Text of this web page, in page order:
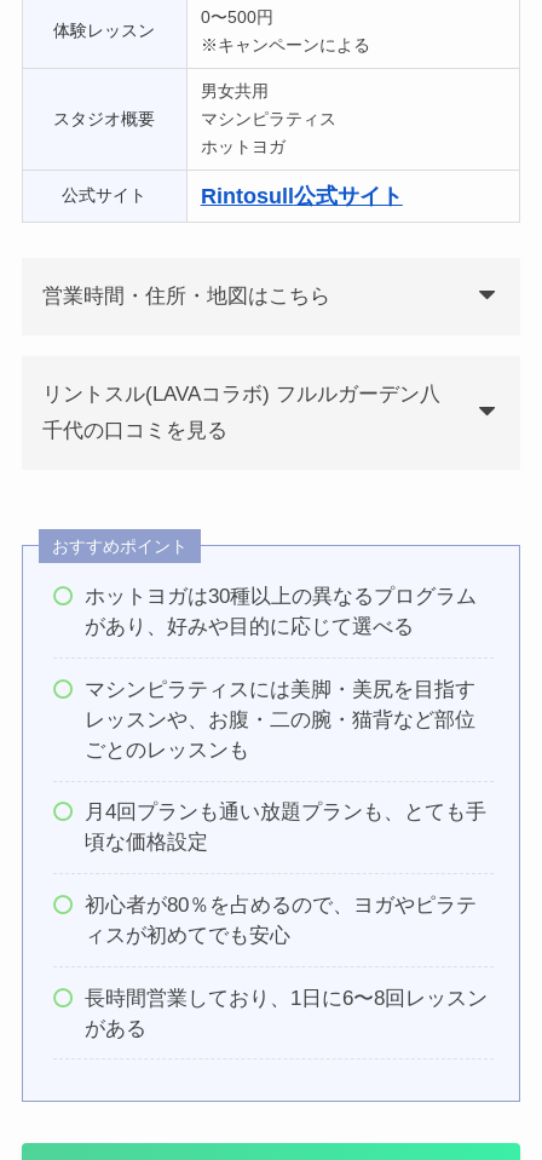
体験レッスン
0〜500円
※キャンペーンによる
スタジオ概要
男女共用
マシンピラティス
ホットヨガ
公式サイト Rintosull公式サイト
営業時間・住所・地図はこちら
リントスル(LAVAコラボ) フルルガーデン八
千代の口コミを見る
おすすめポイント
ホットヨガは30種以上の異なるプログラム
があり、好みや目的に応じて選べる
マシンピラティスには美脚・美尻を目指す
レッスンや、お腹・二の腕・猫背など部位
ごとのレッスンも
月4回プランも通い放題プランも、とても手
頃な価格設定
初心者が80％を占めるので、ヨガやピラテ
ィスが初めてでも安心
長時間営業しており、1日に6〜8回レッスン
がある